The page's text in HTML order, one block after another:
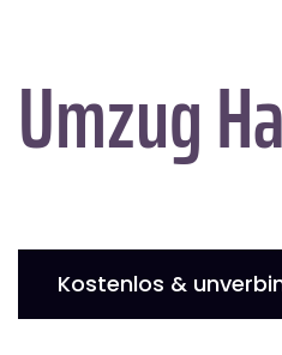
Umzug
Kostenlos &